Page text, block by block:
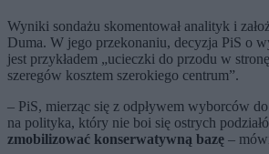
Wyniki sondażu skomentował analityk i
Duma. W jego przekonaniu, decyzja PiS o
jest przykładem „ucieczki do przodu w
szeregów kosztem szerokiego centrum”.
– PiS, mierząc się z odpływem wyborców
na polityka, który nie boi się ostrych
zmobilizować konserwatywną bazę –